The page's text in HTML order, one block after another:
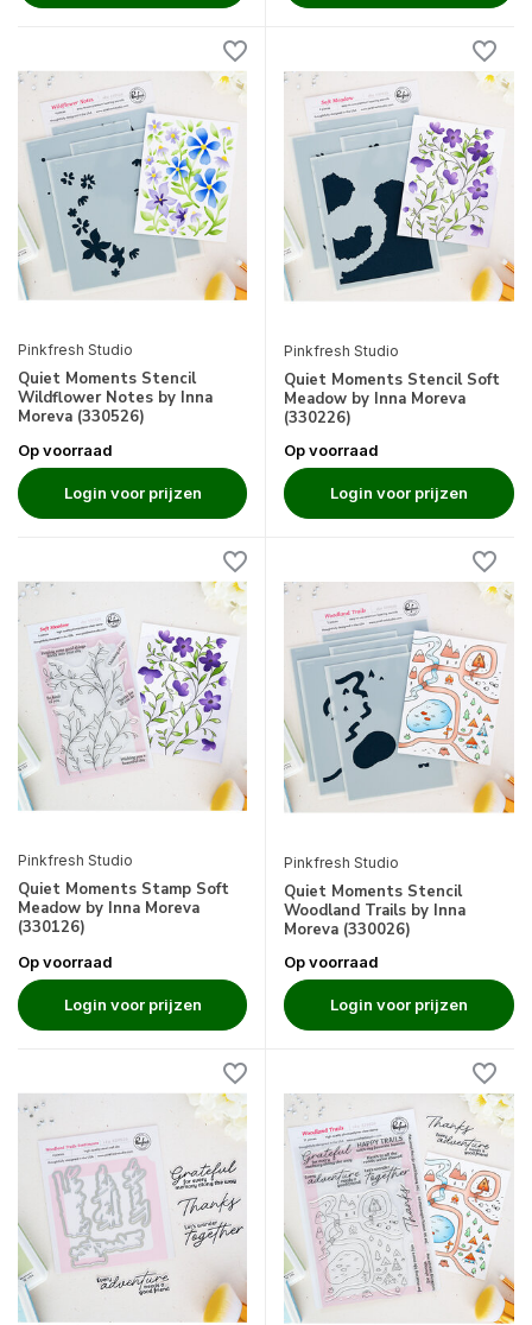
Pinkfresh Studio
Quiet Moments Stencil
Wildflower Notes by Inna
Moreva (330526)
Op voorraad
Login voor prijzen
Pinkfresh Studio
Quiet Moments Stencil Soft
Meadow by Inna Moreva
(330226)
Op voorraad
Login voor prijzen
Pinkfresh Studio
Quiet Moments Stamp Soft
Meadow by Inna Moreva
(330126)
Op voorraad
Login voor prijzen
Pinkfresh Studio
Quiet Moments Stencil
Woodland Trails by Inna
Moreva (330026)
Op voorraad
Login voor prijzen